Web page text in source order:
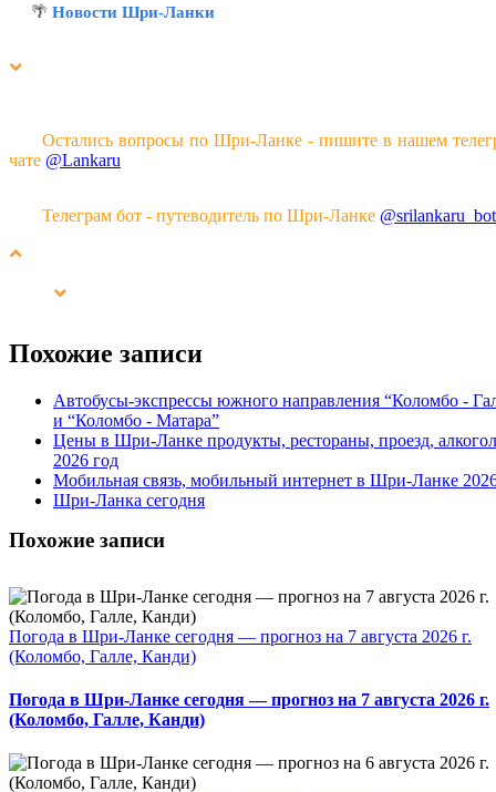
🌴 Новости Шри-Ланки
Остались вопросы по Шри-Ланке - пишите в нашем
чате @Lankaru
Телеграм бот - путеводитель по Шри-Ланке @srilankaru_bot
Похожие записи
Автобусы-экспрессы южного направления “Коломбо -
и “Коломбо - Матара”
Цены в Шри-Ланке продукты, рестораны, проезд,
2026 год
Мобильная связь, мобильный интернет в Шри-Ланке
Шри-Ланка сегодня
Похожие записи
Погода в Шри-Ланке сегодня — прогноз на 7 августа 2026 г.
(Коломбо, Галле, Канди)
Погода в Шри-Ланке сегодня — прогноз на 7 августа 2026 г.
(Коломбо, Галле, Канди)